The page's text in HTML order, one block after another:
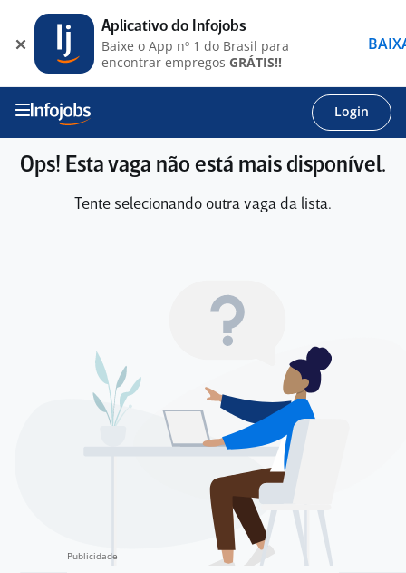
Login
Ops! Esta vaga não está mais disponível.
Tente selecionando outra vaga da lista.
Aplicativo do Infojobs
Baixe o App nº 1 do Brasil para
encontrar empregos GRÁTIS!!